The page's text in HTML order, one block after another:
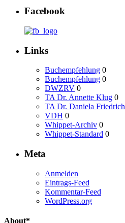
Facebook
Links
Buchempfehlung 0
Buchempfehlung 0
DWZRV 0
TA Dr. Annette Klug 0
TA Dr. Daniela Friedrich
VDH 0
Whippet-Archiv 0
Whippet-Standard 0
Meta
Anmelden
Eintrags-Feed
Kommentar-Feed
WordPress.org
About*